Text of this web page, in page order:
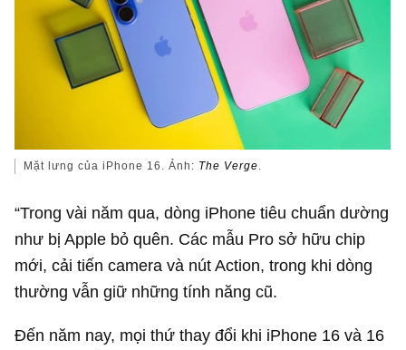
Mặt lưng của iPhone 16. Ảnh: The Verge.
“Trong vài năm qua, dòng iPhone tiêu chuẩn dường
như bị Apple bỏ quên. Các mẫu Pro sở hữu chip
mới, cải tiến camera và nút Action, trong khi dòng
thường vẫn giữ những tính năng cũ.
Đến năm nay, mọi thứ thay đổi khi iPhone 16 và 16